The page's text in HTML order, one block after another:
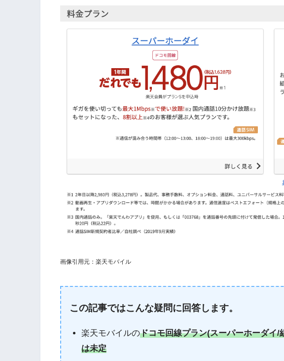
画像引用元：楽天モバイル
この記事ではこんな疑問に回答します。
楽天モバイルのドコモ回線プラン(スーパーホーダイ/
は未定